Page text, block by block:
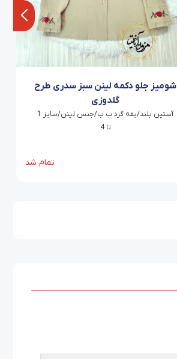
شومیز جلو دکمه لینن سبز سدری طرح
گلدوزی
آستین بلند/یقه گرد ب ب/جنس لینن/سایز 1
تا 4
تمام شد